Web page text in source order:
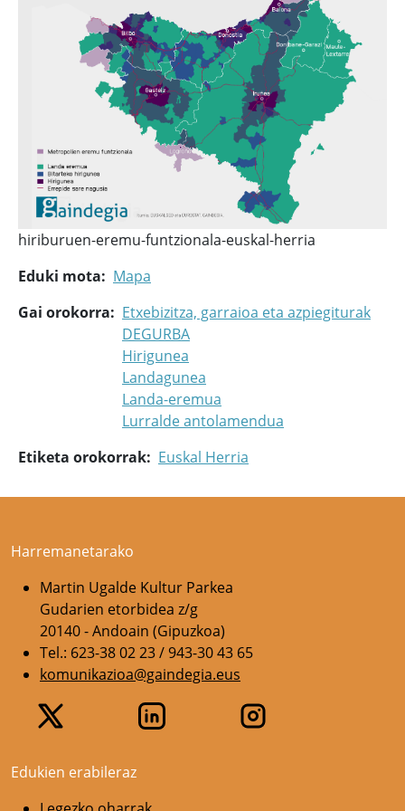
hiriburuen-eremu-funtzionala-euskal-herria
Eduki mota
Mapa
Gai orokorra
Etxebizitza, garraioa eta azpiegiturak
DEGURBA
Hirigunea
Landagunea
Landa-eremua
Lurralde antolamendua
Etiketa orokorrak
Euskal Herria
Harremanetarako
Martin Ugalde Kultur Parkea
Gudarien etorbidea z/g
20140 - Andoain (Gipuzkoa)
Tel.: 623-38 02 23 / 943-30 43 65
komunikazioa@gaindegia.eus
Edukien erabileraz